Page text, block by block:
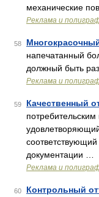
механические
Реклама и
58
напечатанный
должный быть
Реклама и
59 Качественный
документации …
Реклама и
60 Контрольный